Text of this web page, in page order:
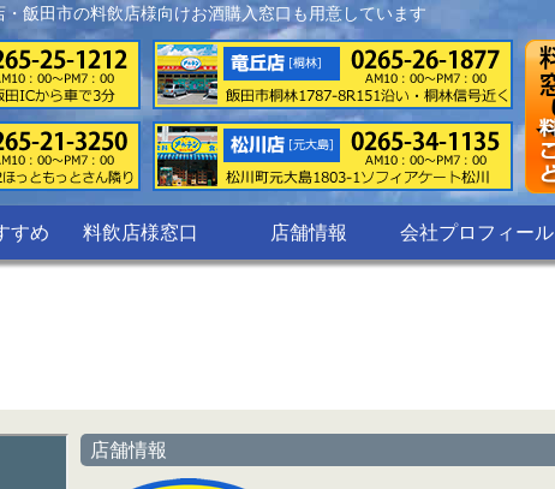
飯田市の料飲店様向けお酒購入窓口も用意しています
すめ 料飲店様窓口 店舗情報 会社プロフィール
店舗情報